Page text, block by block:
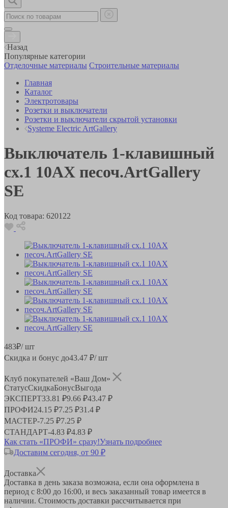
Назад
Популярные категории
Отделочные материалы Строительные материалы
Главная
Каталог
Электротовары
Розетки и выключатели
Розетки и выключатели скрытой установки
Systeme Electric ArtGallery
Выключатель 1-клавишный
сх.1 10АХ песоч.ArtGallery
SE
Код товара: 620122
483₽/ шт
Скидка и бонус до43.47 ₽/ шт
Клуб покупателей «Ваш Дом»
СтатусСкидкаБонусВыгода
ЭКСПЕРТ33.81 ₽9.66 ₽43.47 ₽
ПРОФИ24.15 ₽7.25 ₽31.4 ₽
МАСТЕР-7.25 ₽7.25 ₽
СТАНДАРТ-4.83 ₽4.83 ₽
Как стать «ПРОФИ» сразу!Узнать подробнее
Доставим сегодня, от 90 ₽
Доставка
Доставка в день заказа возможна, если она оформлена в
период с 8:00 до 16:00, и весь заказанный товар имеется в
наличии. Стоимость доставки рассчитывается при